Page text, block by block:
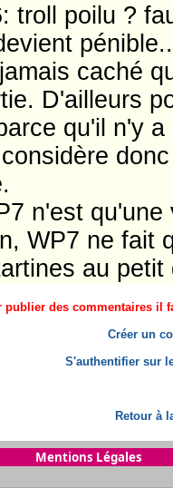
troll poilu ?
caché
D'ailleurs
qu'il n'y
n'est
WP7 ne fait
au
publier des commentaires il
Créer un
S'authentifier sur
Retour à
Mentions Légales